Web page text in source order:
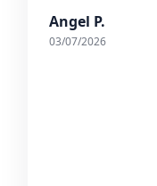
Compra verificada